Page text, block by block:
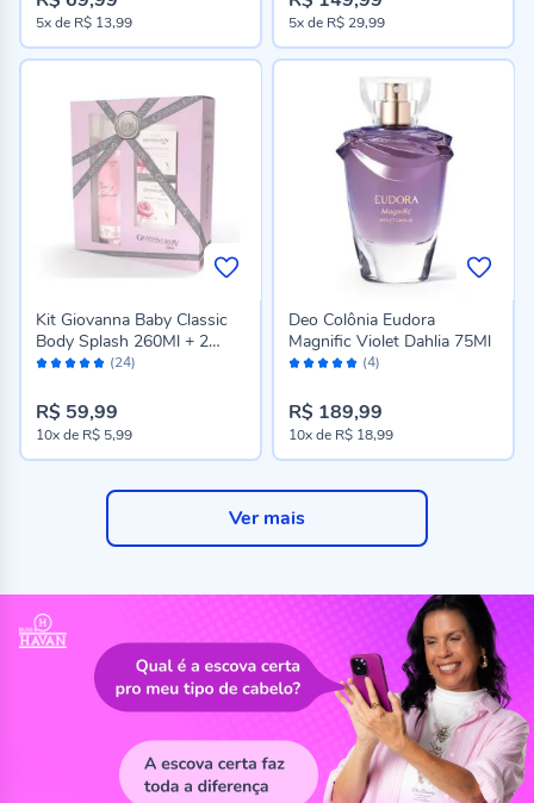
5xde R$ 13,99 5xde R$ 29,99
Avaliação: (24)
Kit Giovanna Baby Classic
Body Splash 260Ml + 2
Sabonetes Vegetais 90G -
R$ 59,99
10xde R$ 5,99
Avaliação: (4)
Deo Colônia Eudora
Magnific Violet Dahlia 75Ml
R$ 189,99
10xde R$ 18,99
Ver mais